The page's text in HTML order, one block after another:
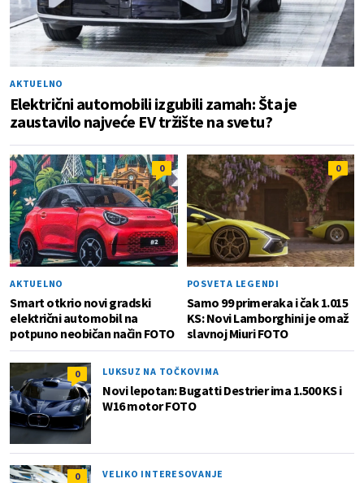
AKTUELNO
Električni automobili izgubili zamah: Šta je
zaustavilo najveće EV tržište na svetu?
0
AKTUELNO
Smart otkrio novi gradski
električni automobil na
potpuno neobičan način FOTO
0
POSVETA LEGENDI
Samo 99 primeraka i čak 1.015
KS: Novi Lamborghini je omaž
slavnoj Miuri FOTO
0 LUKSUZ NA TOČKOVIMA
Novi lepotan: Bugatti Destrier ima 1.500 KS i
W16 motor FOTO
0 VELIKO INTERESOVANJE